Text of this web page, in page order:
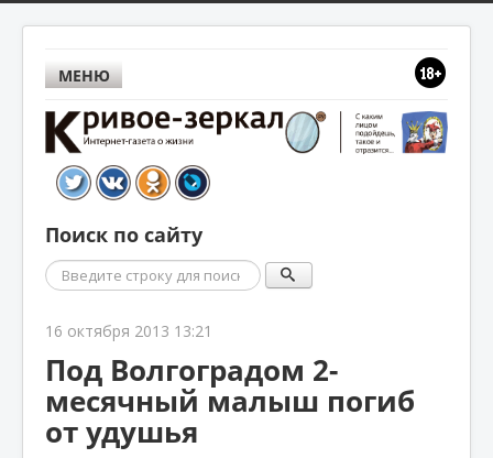
МЕНЮ
Поиск по сайту
Поиск
16 октября 2013 13:21
Под Волгоградом 2-
месячный малыш погиб
от удушья